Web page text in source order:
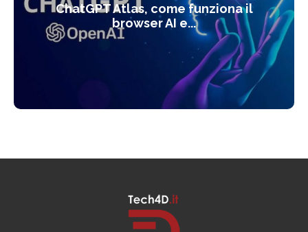
ChatGPT Atlas, come funziona il
browser AI e...